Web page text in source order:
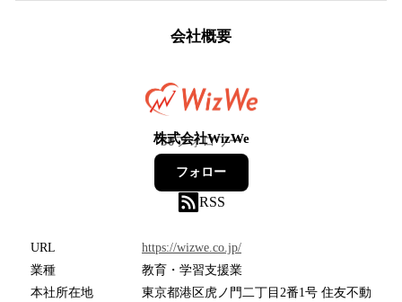
会社概要
株式会社WizWe
30フォロワー
フォロー
RSS
URL
https://wizwe.co.jp/
業種
教育・学習支援業
本社所在地
東京都港区虎ノ門二丁目2番1号 住友不動